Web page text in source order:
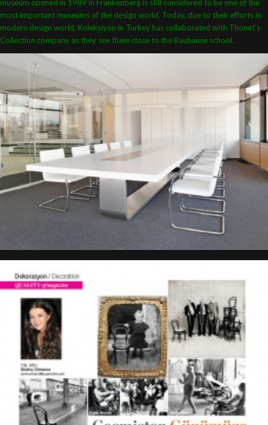
museum opened in 1989 in Frankenberg is still considered to be one of the
most important museums of the design world. Today, due to their efforts in
modern design world, Koleksiyon in Turkey has collaborated with Thonet’s
Collection company as they see them close to the Bauhause school.